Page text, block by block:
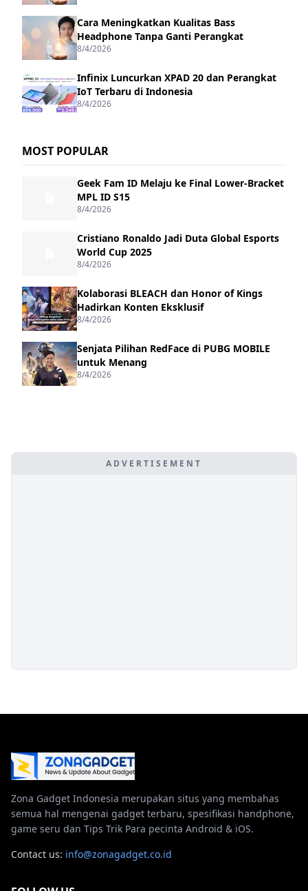
Cara Meningkatkan Kualitas Bass
Headphone Tanpa Ganti Perangkat
8/4/2026
Infinix Luncurkan XPAD 20 dan Perangkat
IoT Terbaru di Indonesia
8/4/2026
MOST POPULAR
Geek Fam ID Melaju ke Final Lower-Bracket
MPL ID S15
8/4/2026
Cristiano Ronaldo Jadi Duta Global Esports
World Cup 2025
8/4/2026
Kolaborasi BLEACH dan Honor of Kings
Hadirkan Konten Eksklusif
8/4/2026
Senjata Pilihan RedFace di PUBG MOBILE
untuk Menang
8/4/2026
ADVERTISEMENT
Zona Gadget Indonesia merupakan situs yang membahas
semua hal mengenai gadget terbaru, spesifikasi handphone,
game seru dan Tips Trik Para pecinta Android & iOS.
Contact us: info@zonagadget.co.id